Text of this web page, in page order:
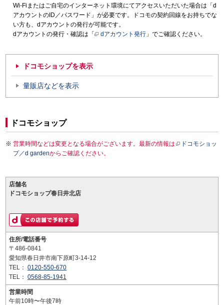
Wi-Fiまたはご自宅のインターネット環境にてアクセスいただいた場合は「d
アカウントのID／パスワード」が必要です。ドコモの契約回線をお持ちでな
い方も、dアカウントの発行が可能です。
dアカウントの発行・確認は「
dアカウント発行 」でご確認ください。
ドコモショップを表示
量販店などを表示
ドコモショップ
営業時間などは変更となる場合がございます。最新の情報は
ドコモショッ
プ／d gardenからご確認ください。
店舗名
ドコモショップ春日井北店
住所/電話番号
〒486-0841
愛知県春日井市南下原町3-14-12
TEL： 0120-550-670
TEL： 0568-85-1941
営業時間
午前10時〜午後7時